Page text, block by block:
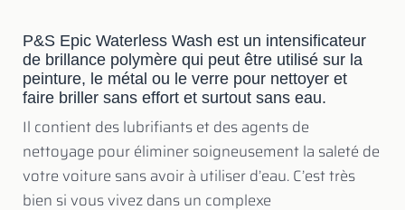
P&S Epic Waterless Wash est un intensificateur
de brillance polymère qui peut être utilisé sur la
peinture, le métal ou le verre pour nettoyer et
faire briller sans effort et surtout sans eau.
Il contient des lubrifiants et des agents de
nettoyage pour éliminer soigneusement la saleté de
votre voiture sans avoir à utiliser d’eau. C’est très
bien si vous vivez dans un complexe